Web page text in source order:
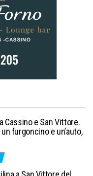
Cassino e San Vittore.
furgoncino e un’auto,